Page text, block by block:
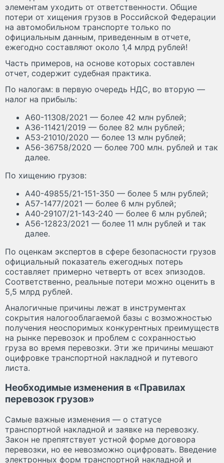
элементам уходить от ответственности. Общие
потери от хищения грузов в Российской Федерации
на автомобильном транспорте только по
официальным данным, приведенным в отчете,
ежегодно составляют около 1,4 млрд рублей!
Часть примеров, на основе которых составлен
отчет, содержит судебная практика.
По налогам: в первую очередь НДС, во вторую —
налог на прибыль:
А60-11308/2021 — более 42 млн рублей;
А36-11421/2019 — более 82 млн рублей;
А53-21010/2020 — более 13 млн рублей;
А56-36758/2020 — более 700 млн. рублей и так
далее.
По хищению грузов:
А40-49855/21-151-350 — более 5 млн рублей;
А57-1477/2021 — более 6 млн рублей;
А40-29107/21-143-240 — более 6 млн рублей;
А56-12823/2021 — более 11 млн рублей и так
далее.
По оценкам экспертов в сфере безопасности грузов
официальный показатель ежегодных потерь
составляет примерно четверть от всех эпизодов.
Соответственно, реальные потери можно оценить в
5,5 млрд рублей.
Аналогичные причины лежат в инструментах
сокрытия налогооблагаемой базы с возможностью
получения неоспоримых конкурентных преимуществ
на рынке перевозок и проблем с сохранностью
груза во время перевозки. Эти же причины мешают
оцифровке транспортной накладной и путевого
листа.
Необходимые изменения в «Правилах
перевозок грузов»
Самые важные изменения — о статусе
транспортной накладной и заявке на перевозку.
Закон не препятствует устной форме договора
перевозки, но ее невозможно оцифровать. Введение
электронных форм транспортной накладной и